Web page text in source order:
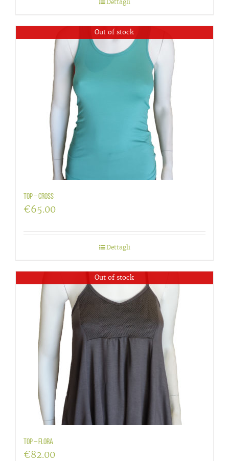
Dettagli
Out of stock
Top – cross
€65.00
Dettagli
Out of stock
Top – flora
€82.00